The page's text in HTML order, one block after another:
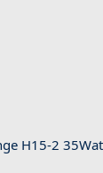
H15-2